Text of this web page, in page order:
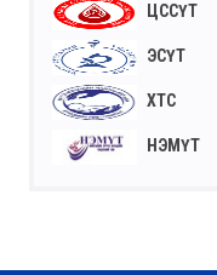
ЦССҮТ
ЭСҮТ
ХТС
НЭМҮТ